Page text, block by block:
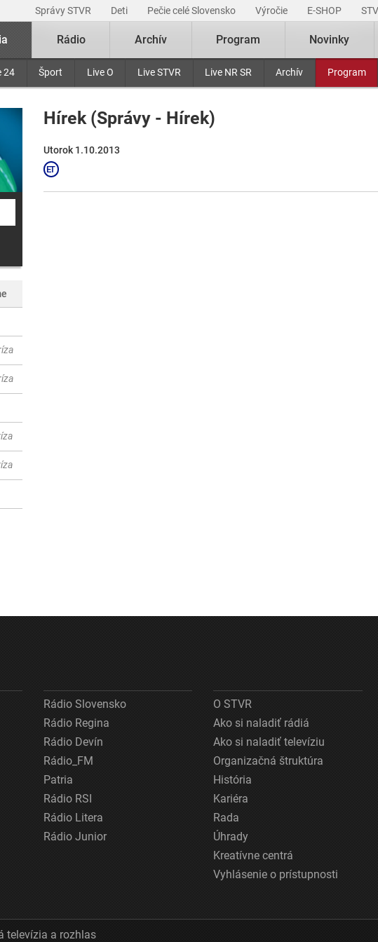
Správy STVR Deti Pečie celé Slovensko Výročie E-SHOP
24 Šport Live O Live STVR Live NR SR Archív Program
Rádio Archív Program Novinky
Hírek (Správy - Hírek)
Utorok 1.10.2013
Rádio Slovensko
Rádio Regina
Rádio Devín
Rádio_FM
Patria
Rádio RSI
Rádio Litera
Rádio Junior
O STVR
Ako si naladiť rádiá
Ako si naladiť televíziu
Organizačná štruktúra
História
Kariéra
Rada
Úhrady
Kreatívne centrá
Vyhlásenie o prístupnosti
televízia a rozhlas